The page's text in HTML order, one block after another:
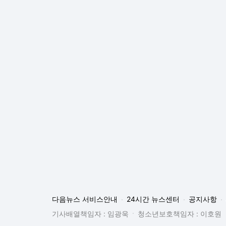
다음뉴스 서비스안내 24시간 뉴스센터 공지사항
기사배열책임자 : 임광욱
청소년보호책임자 : 이호원